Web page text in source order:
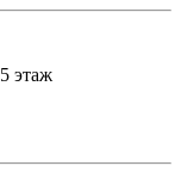
этаж